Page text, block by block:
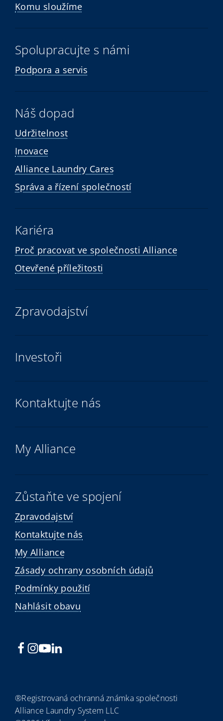
Komu sloužíme
Spolupracujte s námi
Podpora a servis
Náš dopad
Udržitelnost
Inovace
Alliance Laundry Cares
Správa a řízení společností
Kariéra
Proč pracovat ve společnosti Alliance
Otevřené příležitosti
Zpravodajství
Investoři
Kontaktujte nás
My Alliance
Zůstaňte ve spojení
Zpravodajství
Kontaktujte nás
My Alliance
Zásady ochrany osobních údajů
Podmínky použití
Nahlásit obavu
®Registrovaná ochranná známka společnosti
Alliance Laundry System LLC